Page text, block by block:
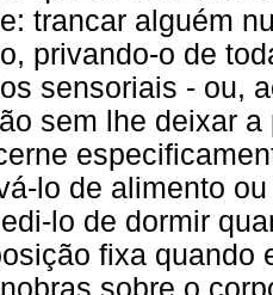
trancar alguém
privando-o de
sensoriais - ou,
sem lhe deixar
lo de alimento
lo de dormir
fixa
sobre o